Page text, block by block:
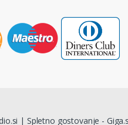
| Spletno gostovanje -